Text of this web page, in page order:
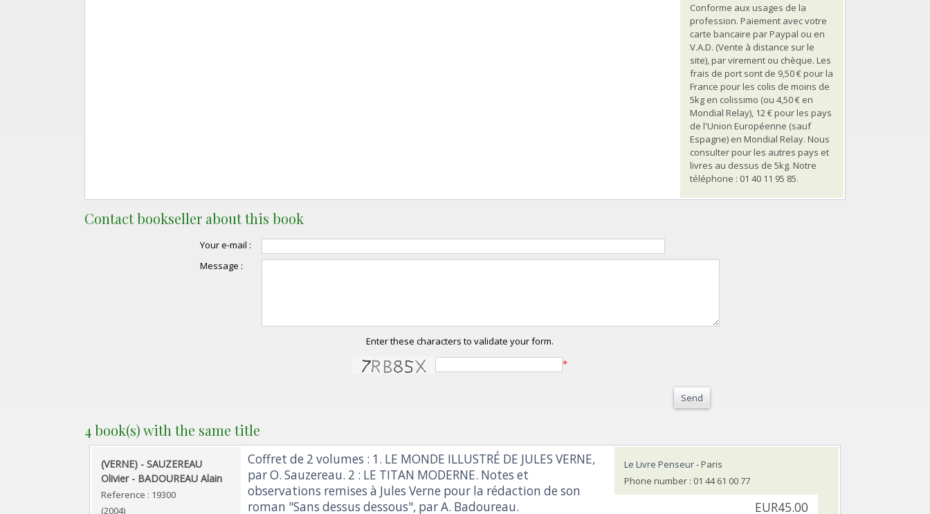
Conforme aux usages de la
profession. Paiement avec votre
carte bancaire par Paypal ou en
V.A.D. (Vente à distance sur le
site), par virement ou chèque. Les
frais de port sont de 9,50 € pour la
France pour les colis de moins de
5kg en colissimo (ou 4,50 € en
Mondial Relay), 12 € pour les pays
de l'Union Européenne (sauf
Espagne) en Mondial Relay. Nous
consulter pour les autres pays et
livres au dessus de 5kg. Notre
téléphone : 01 40 11 95 85.
Contact bookseller about this book
Your e-mail :
Message :
Enter these characters to validate your form.
*
Send
4 book(s) with the same title
‎(VERNE) - SAUZEREAU
Olivier - BADOUREAU Alain‎
Reference : 19300
(2004)
‎Coffret de 2 volumes : 1. LE MONDE ILLUSTRÉ DE JULES VERNE,
par O. Sauzereau. 2 : LE TITAN MODERNE. Notes et
observations remises à Jules Verne pour la rédaction de son
roman "Sans dessus dessous", par A. Badoureau.‎
Le Livre Penseur- Paris
Phone number : 01 44 61 00 77
EUR45.00